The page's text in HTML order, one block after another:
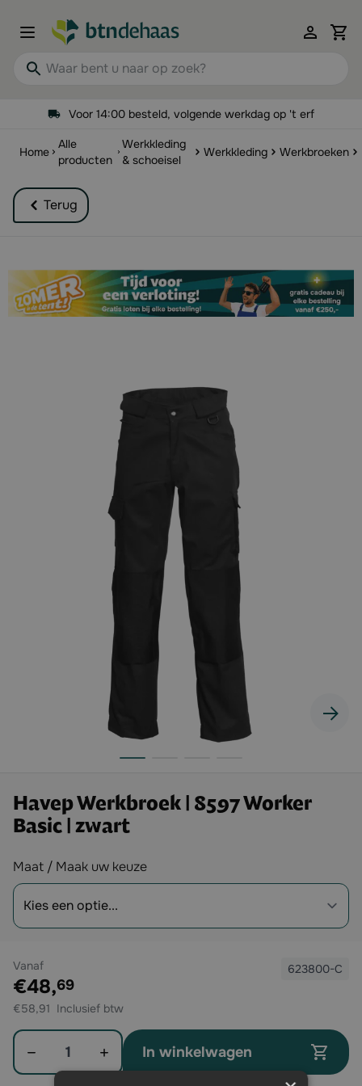
Waar bent u naar op zoek?
Voor 14:00 besteld, volgende werkdag op 't erf
Home
Alle
producten
Werkkleding
& schoeisel
Werkkleding Werkbroeken
Terug
Havep Werkbroek | 8597 Worker
Basic | zwart
Opties
Maat / Maak uw keuze
Vanaf
Exclusief btw:
€48,69
€58,91
623800-C
Aantal
In winkelwagen